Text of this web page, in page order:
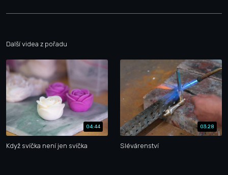
Další videa z pořadu
04:44
Když svíčka není jen svíčka
03:28
Slévárenství